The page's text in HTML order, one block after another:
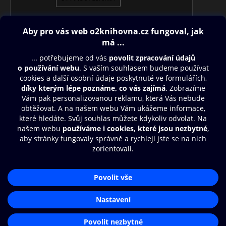
Obsah ke stažení
Moje O2 Knihovna
Další zábava
© O2 Czech Republic a.s.
Přístupnost
Zásady zpracování osobních údajů
Nastavení cookies
Aplikace O2 Knihovna
Čti a poslouchej své e-knihy a
audioknihy rychleji a pohodlněji.